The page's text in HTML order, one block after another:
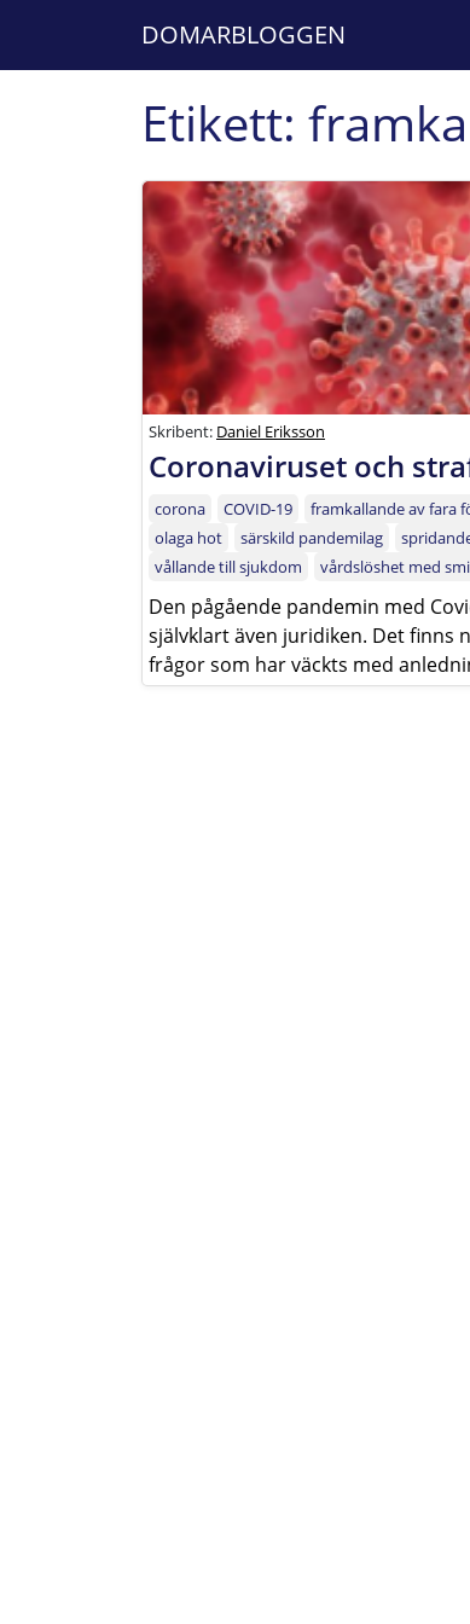
DOMARBLOGGEN
Etikett:
Skribent: Daniel Eriksson
Coronaviruset och
corona COVID-19 framkallande av fara
olaga hot
särskild pandemilag
vållande till sjukdom
vårdslöshet med
Den pågående pandemin med
självklart även juridiken. Det finns
frågor som har väckts med